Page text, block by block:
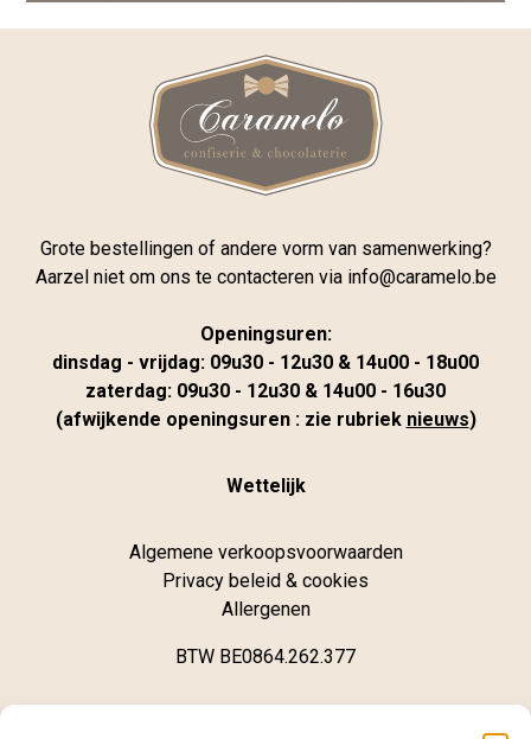
Grote bestellingen of andere vorm van samenwerking?
Aarzel niet om ons te contacteren via info@caramelo.be
Openingsuren:
dinsdag - vrijdag: 09u30 - 12u30 & 14u00 - 18u00
zaterdag: 09u30 - 12u30 & 14u00 - 16u30
(afwijkende openingsuren : zie rubriek nieuws)
Wettelijk
Algemene verkoopsvoorwaarden
Privacy beleid & cookies
Allergenen
BTW BE0864.262.377